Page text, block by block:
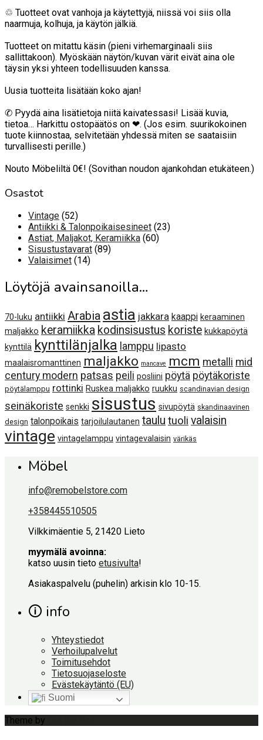
♲ Tuotteet ovat vanhoja ja käytettyjä, niissä voi siis olla
naarmuja, kolhuja, ja käytön jälkiä.
Tuotteet on mitattu käsin (pieni virhemarginaali siis
sallittakoon). Myöskään näytön/kuvan värit eivät aina ole
täysin yksi yhteen todellisuuden kanssa.
Uusia tuotteita lisätään koko ajan!
✆ Pyydä aina lisätietoja niitä kaivatessasi! Lisää kuvia,
tietoa… Harkittu ostopäätös on ❤. (Jos esim. suurikokoinen
tuote kiinnostaa, selvitetään yhdessä miten se saataisiin
turvallisesti perille.)
Nouto Möbeliltä 0€! (Sovithan noudon ajankohdan etukäteen.)
Osastot
Vintage 5252
tuotetta
Antiikki & Talonpoikaisesineet 2323
Astiat, Maljakot, Keramiikka 6060
Sisustustavarat 8989
Valaisimet 1414
Löytöjä avainsanoilla…
70-luku antiikki Arabia astia jakkara kaappi keraaminen
maljakko keramiikka kodinsisustus koriste kukkapöytä
kynttilä kynttilänjalka lamppu lipasto
maalaisromanttinen maljakko mancave mcm metalli mid
century modern patsas peili posliini pöytä pöytäkoriste
pöytälamppu rottinki Ruskea maljakko ruukku scandinavian design
seinäkoriste senkki sisustus sivupöytä skandinaavinen
design talonpoikais tarjoilulautanen taulu tuoli valaisin
vintage vintagelamppu vintagevalaisin värikäs
Möbel
info@remobelstore.com
+358445510505
Vilkkimäentie 5, 21420 Lieto
myymälä avoinna:
katso uusin tieto etusivulta!
Asiakaspalvelu (puhelin) arkisin klo 10-15.
🛈 info
Yhteystiedot
Verhoilupalvelut
Toimitusehdot
Tietosuojaseloste
Evästekäytäntö (EU)
Suomi
Theme by